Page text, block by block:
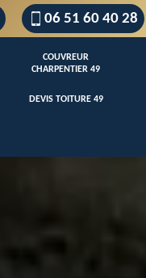
06 51 60 40 28
COUVREUR
CHARPENTIER 49
DEVIS TOITURE 49